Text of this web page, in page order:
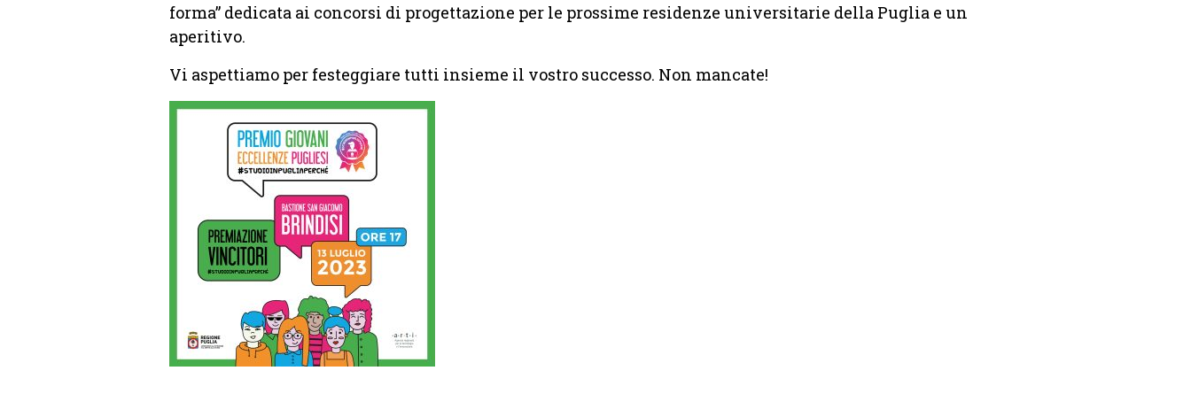
forma” dedicata ai concorsi di progettazione per le prossime residenze universitarie della Puglia e un
aperitivo.
Vi aspettiamo per festeggiare tutti insieme il vostro successo. Non mancate!